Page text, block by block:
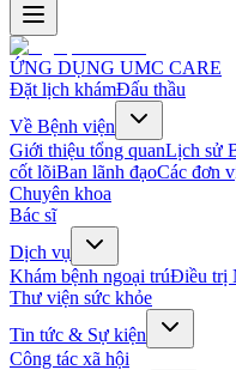
ỨNG DỤNG UMC CARE
Đặt lịch khámĐấu thầu
Về Bệnh viện
Giới thiệu tổng quanLịch sử
cốt lõiBan lãnh đạoCác đơn
Chuyên khoa
Bác sĩ
Dịch vụ
Khám bệnh ngoại trúĐiều trị
Thư viện sức khỏe
Tin tức & Sự kiện
Công tác xã hội